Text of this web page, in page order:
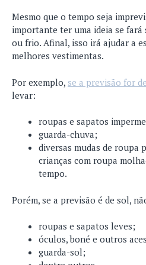
Mesmo que o tempo seja
importante ter uma ideia se fará
ou frio. Afinal, isso irá ajudar a
melhores vestimentas.
Por exemplo, se a previsão for
levar:
roupas e sapatos
guarda-chuva;
diversas mudas de roupa
crianças com roupa
tempo.
Porém, se a previsão é de sol,
roupas e sapatos leves;
óculos, boné e outros
guarda-sol;